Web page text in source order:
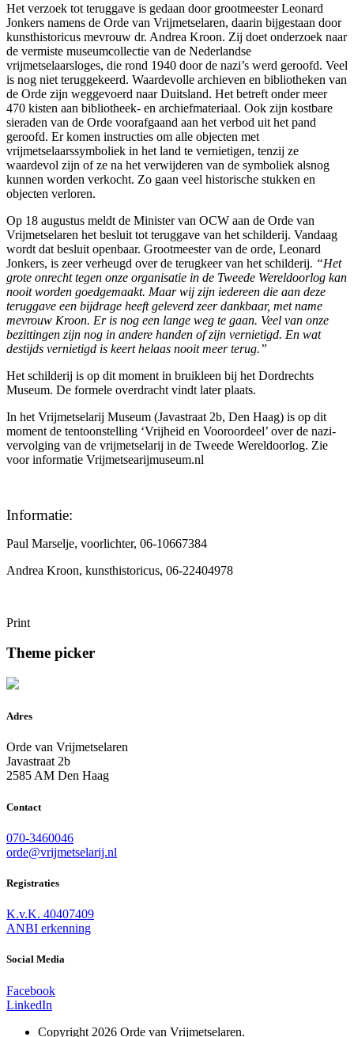
Het verzoek tot teruggave is gedaan door grootmeester Leonard
Jonkers namens de Orde van Vrijmetselaren, daarin bijgestaan door
kunsthistoricus mevrouw dr. Andrea Kroon. Zij doet onderzoek naar
de vermiste museumcollectie van de Nederlandse
vrijmetselaarsloges, die rond 1940 door de nazi’s werd geroofd. Veel
is nog niet teruggekeerd. Waardevolle archieven en bibliotheken van
de Orde zijn weggevoerd naar Duitsland. Het betreft onder meer
470 kisten aan bibliotheek- en archiefmateriaal. Ook zijn kostbare
sieraden van de Orde voorafgaand aan het verbod uit het pand
geroofd. Er komen instructies om alle objecten met
vrijmetselaarssymboliek in het land te vernietigen, tenzij ze
waardevol zijn of ze na het verwijderen van de symboliek alsnog
kunnen worden verkocht. Zo gaan veel historische stukken en
objecten verloren.
Op 18 augustus meldt de Minister van OCW aan de Orde van
Vrijmetselaren het besluit tot teruggave van het schilderij. Vandaag
wordt dat besluit openbaar. Grootmeester van de orde, Leonard
Jonkers, is zeer verheugd over de terugkeer van het schilderij. “Het
grote onrecht tegen onze organisatie in de Tweede Wereldoorlog kan
nooit worden goedgemaakt. Maar wij zijn iedereen die aan deze
teruggave een bijdrage heeft geleverd zeer dankbaar, met name
mevrouw Kroon. Er is nog een lange weg te gaan. Veel van onze
bezittingen zijn nog in andere handen of zijn vernietigd. En wat
destijds vernietigd is keert helaas nooit meer terug.”
Het schilderij is op dit moment in bruikleen bij het Dordrechts
Museum. De formele overdracht vindt later plaats.
In het Vrijmetselarij Museum (Javastraat 2b, Den Haag) is op dit
moment de tentoonstelling ‘Vrijheid en Vooroordeel’ over de nazi-
vervolging van de vrijmetselarij in de Tweede Wereldoorlog. Zie
voor informatie Vrijmetsearijmuseum.nl
Informatie:
Paul Marselje, voorlichter, 06-10667384
Andrea Kroon, kunsthistoricus, 06-22404978
Print
Theme picker
Adres
Orde van Vrijmetselaren
Javastraat 2b
2585 AM Den Haag
Contact
070-3460046
orde@vrijmetselarij.nl
Registraties
K.v.K. 40407409
ANBI erkenning
Social Media
Facebook
LinkedIn
Copyright 2026 Orde van Vrijmetselaren.